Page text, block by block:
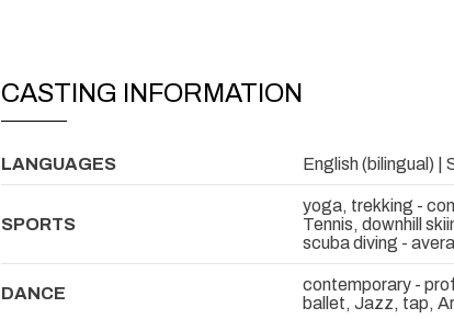
CASTING INFORMATION
LANGUAGES English (bilingual) |
SPORTS
yoga, trekking -
Tennis, downhill
scuba diving -
DANCE
contemporary -
ballet, Jazz, tap,